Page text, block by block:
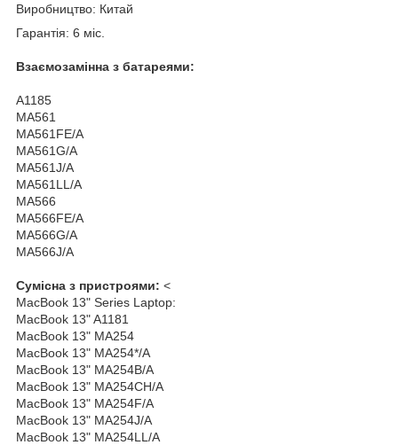
Виробництво: Китай
Гарантія: 6 міс.
Взаємозамінна з батареями:
A1185
MA561
MA561FE/A
MA561G/A
MA561J/A
MA561LL/A
MA566
MA566FE/A
MA566G/A
MA566J/A
Сумісна з пристроями: <
MacBook 13" Series Laptop:
MacBook 13" A1181
MacBook 13" MA254
MacBook 13" MA254*/A
MacBook 13" MA254B/A
MacBook 13" MA254CH/A
MacBook 13" MA254F/A
MacBook 13" MA254J/A
MacBook 13" MA254LL/A